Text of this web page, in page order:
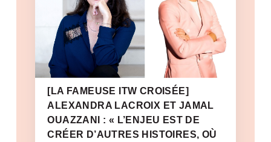
[LA FAMEUSE ITW CROISÉE]
ALEXANDRA LACROIX ET JAMAL
OUAZZANI : « L’ENJEU EST DE
CRÉER D’AUTRES HISTOIRES, OÙ